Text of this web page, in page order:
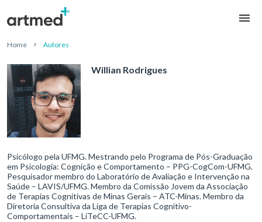
Home Autores
Willian Rodrigues
Psicólogo pela UFMG. Mestrando pelo Programa de Pós-Graduação
em Psicologia: Cognição e Comportamento – PPG-CogCom-UFMG.
Pesquisador membro do Laboratório de Avaliação e Intervenção na
Saúde – LAVIS/UFMG. Membro da Comissão Jovem da Associação
de Terapias Cognitivas de Minas Gerais – ATC-Minas. Membro da
Diretoria Consultiva da Liga de Terapias Cognitivo-
Comportamentais – LiTeCC-UFMG.